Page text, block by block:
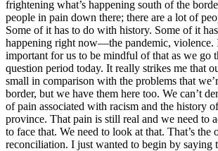
frightening what’s happening south of the
people in pain down there; there are a lot of
Some of it has to do with history. Some of it
happening right now—the pandemic, violence.
important for us to be mindful of that as we go
question period today. It really strikes me that
small in comparison with the problems that
border, but we have them here too. We can’t
of pain associated with racism and the history
province. That pain is still real and we need to
to face that. We need to look at that. That’s
reconciliation. I just wanted to begin by saying